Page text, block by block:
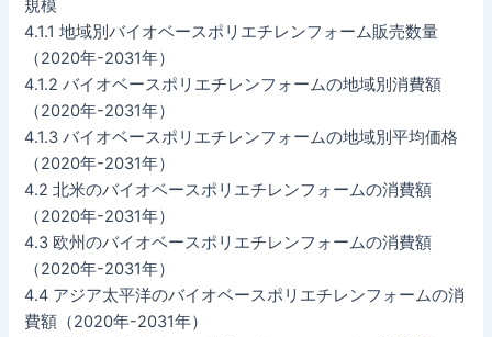
規模
4.1.1 地域別バイオベースポリエチレンフォーム販売数量
（2020年-2031年）
4.1.2 バイオベースポリエチレンフォームの地域別消費額
（2020年-2031年）
4.1.3 バイオベースポリエチレンフォームの地域別平均価格
（2020年-2031年）
4.2 北米のバイオベースポリエチレンフォームの消費額
（2020年-2031年）
4.3 欧州のバイオベースポリエチレンフォームの消費額
（2020年-2031年）
4.4 アジア太平洋のバイオベースポリエチレンフォームの消
費額（2020年-2031年）